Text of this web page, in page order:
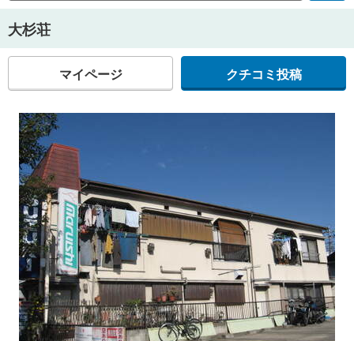
大杉荘
マイページ クチコミ投稿